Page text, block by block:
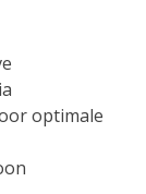
optimale